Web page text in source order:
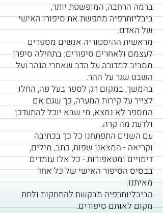
ברמה הרחבה, המופשטת יותר,
ביבליותרפיה מחפשת את סיפורו האישי
של האדם.
מראשית ההיסטוריה אנשים מספרים
לעצמם ולאחרים סיפורים: בתחילה סיפרו
מסביב למדורה על הדב שאחרי הנהר ועל
השבט שגר על ההר.
בהמשך, במקום רק לספר בעל פה, החלו
לצייר על קירות המערה, כך שגם אם
המספר לא נמצא, מי שבא יוכל להתעדכן
ולדעת מה קרה.
עם השנים התפתחנו כל כך בכתיבה
וקריאה - המצאנו שפות, כתב, מילים,
דימויים ומטאפורות - כל אלו עומדים
בבסיס הסיפור האישי של כל אחד
מאיתנו.
הביבליותרפיה מבקשת להתחקות ולתת
מקום לאותם סיפורים.